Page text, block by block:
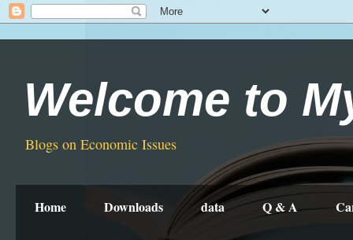
Welcome to
Blogs on Economic Issues
Home Downloads data Q & A